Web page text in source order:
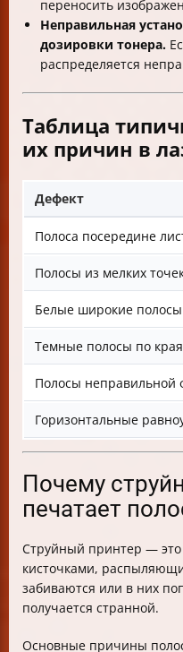
переносить
Неправильная
дозировки тонера.
распределяется
Таблица
их причин в
Дефект
Полоса посередине
Полосы из мелких
Белые широкие полосы
Темные полосы по
Полосы неправильной
Горизонтальные
Почему
печатает
Струйный принтер — это
кисточками,
забиваются или в них
получается странной.
Основные причины